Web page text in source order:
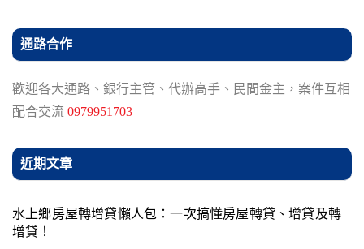
通路合作
歡迎各大通路、銀行主管、代辦高手、民間金主，案件互相
配合交流 0979951703
近期文章
水上鄉房屋轉增貸懶人包：一次搞懂房屋轉貸、增貸及轉
增貸！